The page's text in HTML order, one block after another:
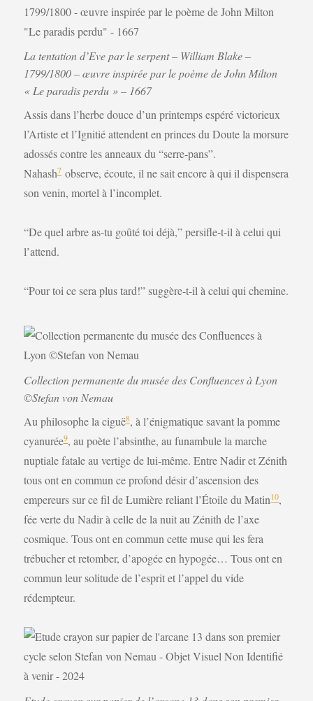
La tentation d’Eve par le serpent – William Blake –
1799/1800 – œuvre inspirée par le poème de John Milton
« Le paradis perdu » – 1667
Assis dans l’herbe douce d’un printemps espéré victorieux
l’Artiste et l’Ignitié attendent en princes du Doute la morsure
adossés contre les anneaux du “serre-pans”.
Nahash7 observe, écoute, il ne sait encore à qui il dispensera
son venin, mortel à l’incomplet.
“De quel arbre as-tu goûté toi déjà,” persifle-t-il à celui qui
l’attend.
“Pour toi ce sera plus tard!” suggère-t-il à celui qui chemine.
Collection permanente du musée des Confluences à Lyon
©Stefan von Nemau
Au philosophe la ciguë8, à l’énigmatique savant la pomme
cyanurée9, au poète l’absinthe, au funambule la marche
nuptiale fatale au vertige de lui-même. Entre Nadir et Zénith
tous ont en commun ce profond désir d’ascension des
empereurs sur ce fil de Lumière reliant l’Étoile du Matin10,
fée verte du Nadir à celle de la nuit au Zénith de l’axe
cosmique. Tous ont en commun cette muse qui les fera
trébucher et retomber, d’apogée en hypogée… Tous ont en
commun leur solitude de l’esprit et l’appel du vide
rédempteur.